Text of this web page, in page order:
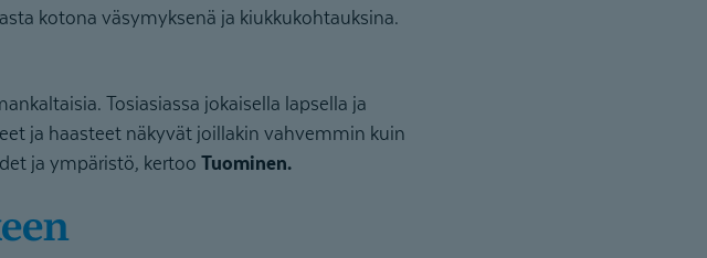
kotona väsymyksenä ja kiukkukohtauksina.
Tosiasiassa jokaisella lapsella ja
ja haasteet näkyvät joillakin vahvemmin kuin
ja ympäristö, kertoo Tuominen.